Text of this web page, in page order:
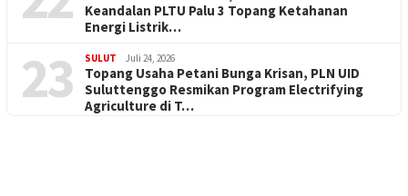
Keandalan PLTU Palu 3 Topang Ketahanan
Energi Listrik…
23 SULUT Juli 24, 2026
Topang Usaha Petani Bunga Krisan, PLN UID
Suluttenggo Resmikan Program Electrifying
Agriculture di T…